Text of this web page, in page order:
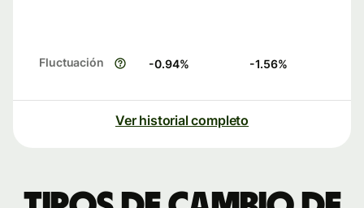
Fluctuación -0.94% -1.56%
Ver historial completo